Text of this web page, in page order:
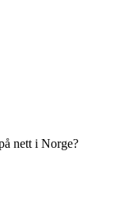
nett i Norge?